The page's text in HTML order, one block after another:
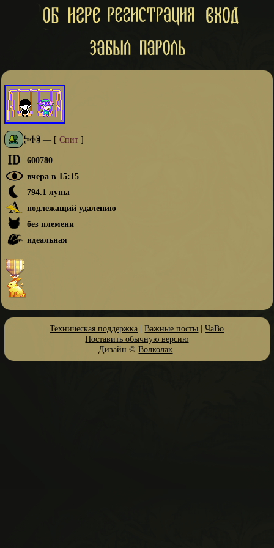
ⰍⰀⰑ— [ Спит]
600780
вчера в 15:15
794.1 луны
подлежащий удалению
без племени
идеальная
Техническая поддержка |Важные посты |ЧаВо
Поставить обычную версию
Дизайн ©Волколак